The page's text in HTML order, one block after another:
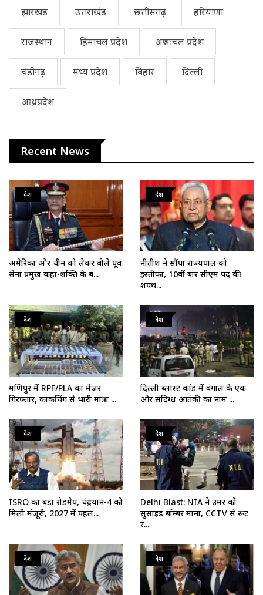
झारखंड उत्तराखंड छत्तीसगढ़ हरियाणा
राजस्थान हिमाचल प्रदेश अरुणाचल प्रदेश
चंडीगढ़ मध्य प्रदेश बिहार दिल्ली
आंध्रप्रदेश
Recent News
देश
अमेरिका और चीन को लेकर बोले पूर्व
सेना प्रमुख कहा-शक्ति के ब...
देश
नीतीश ने सौंपा राज्यपाल को
इस्तीफा, 10वीं बार सीएम पद की
शपथ...
देश
मणिपुर में RPF/PLA का मेजर
गिरफ्तार, काकचिंग से भारी मात्रा ...
देश
दिल्ली ब्लास्ट कांड में बंगाल के एक
और संदिग्ध आतंकी का नाम ...
देश
ISRO का बड़ा रोडमैप, चंद्रयान-4 को
मिली मंजूरी, 2027 में पहल...
देश
Delhi Blast: NIA ने उमर को
सुसाइड बॉम्बर माना, CCTV से रूट
र...
देश देश